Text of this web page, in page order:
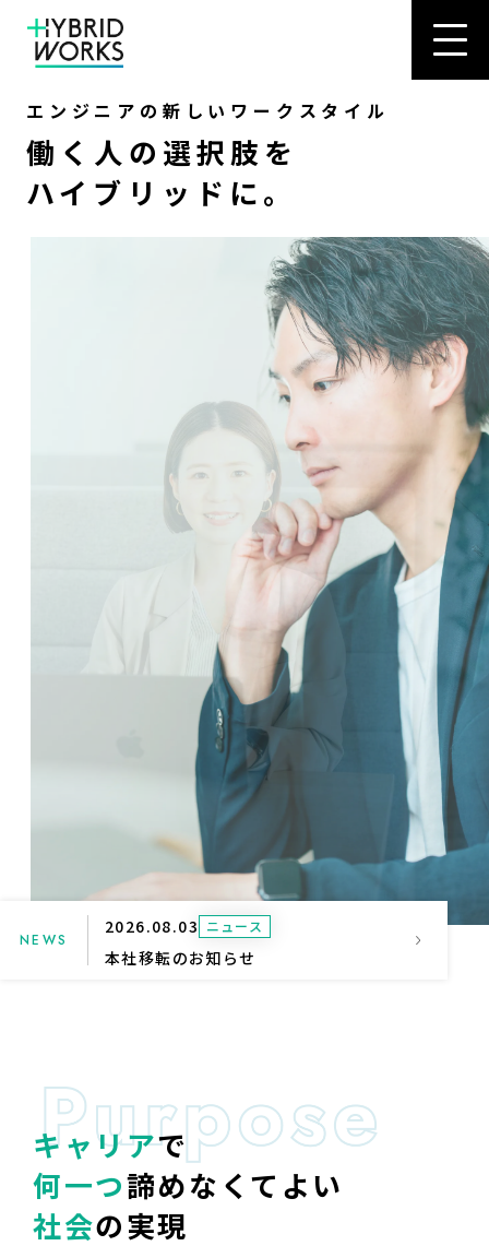
エンジニアの新しいワークスタイル
働く人の選択肢を
ハイブリッドに。
NEWS
2026.08.03 ニュース
本社移転のお知らせ
キャリアで
何一つ諦めなくてよい
社会の実現